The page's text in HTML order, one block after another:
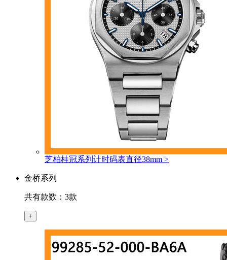
芝柏桂冠系列计时码表直径38mm >
金桥系列
共有款数：3款
+